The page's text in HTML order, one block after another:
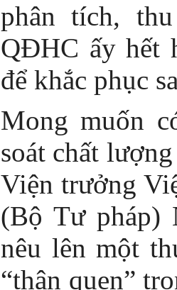
phân tích,
QĐHC ấy hết
để khắc phục
Mong muốn
soát chất
Viện trưởng
(Bộ Tư pháp)
nêu lên một
“thân quen”